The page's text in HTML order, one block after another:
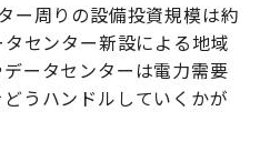
ー周りの設備投資規模は約
センター新設による地域
ータセンターは電力需要
うハンドルしていくかが